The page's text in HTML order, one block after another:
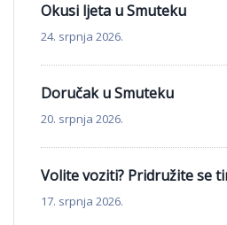
Okusi ljeta u Smuteku
24. srpnja 2026.
Doručak u Smuteku
20. srpnja 2026.
Volite voziti? Pridružite se
17. srpnja 2026.